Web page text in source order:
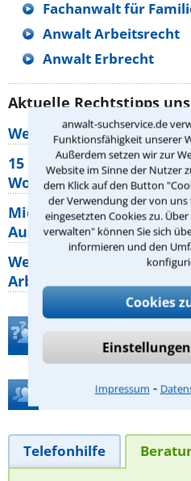
anwalt-suchservice.de
Funktionsfähigkeit unserer
Außerdem setzen wir zur
Website im Sinne der Nutzer
dem Klick auf den Button
der Verwendung der von
eingesetzten Cookies zu.
verwalten" können Sie sich
informieren und den
Cookies
Impressum ⁃
Fachanwalt für
Anwalt Arbeitsrecht
Anwalt Erbrecht
Aktuelle Rechtstipps
Wer muss
15 elementare Rechte,
Wohnungseigentümer
Mietpreisbremse 2026:
Ausnahmen und
Welche Regeln für
Arbeitszeit gelten beim
Teste Dein
Hilfe bei Ihrer
Telefonhilfe